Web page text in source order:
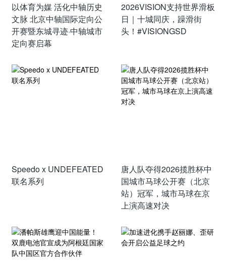
以体育为媒 活化中轴历史
文脉 北京中轴国际定向公
开赛暨东城寻迹·中轴城市
定向赛启幕
2026VISION支持世界滑板
日｜十城同庆，躁滑街
头！#VISIONGSD
Speedo x UNDEFEATED
联名系列
唐人队夺得2026揽胜杯中
国城市马球公开赛（北京
站）冠军，城市马球在京
上演高速对决